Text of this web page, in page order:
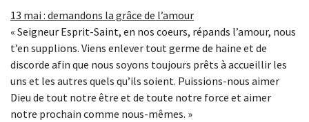
13 mai : demandons la grâce de l’amour
« Seigneur Esprit-Saint, en nos coeurs, répands l’amour, nous
t’en supplions. Viens enlever tout germe de haine et de
discorde afin que nous soyons toujours prêts à accueillir les
uns et les autres quels qu’ils soient. Puissions-nous aimer
Dieu de tout notre être et de toute notre force et aimer
notre prochain comme nous-mêmes. »